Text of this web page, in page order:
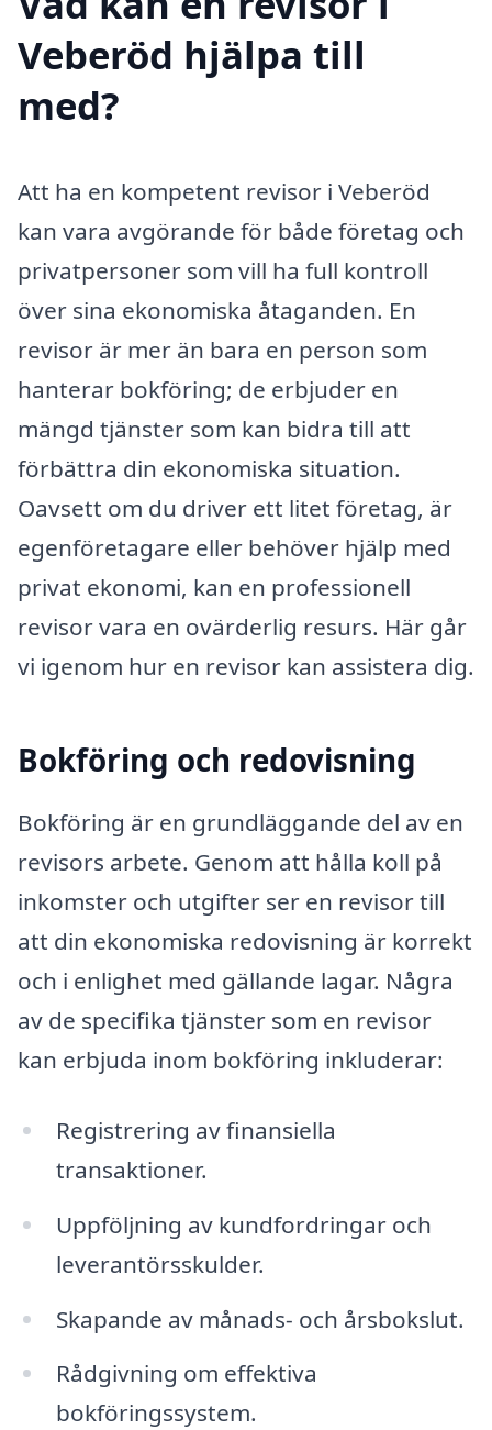
Veberöd hjälpa till
med?
Att ha en kompetent revisor i Veberöd
kan vara avgörande för både företag och
privatpersoner som vill ha full kontroll
över sina ekonomiska åtaganden. En
revisor är mer än bara en person som
hanterar bokföring; de erbjuder en
mängd tjänster som kan bidra till att
förbättra din ekonomiska situation.
Oavsett om du driver ett litet företag, är
egenföretagare eller behöver hjälp med
privat ekonomi, kan en professionell
revisor vara en ovärderlig resurs. Här går
vi igenom hur en revisor kan assistera dig.
Bokföring och redovisning
Bokföring är en grundläggande del av en
revisors arbete. Genom att hålla koll på
inkomster och utgifter ser en revisor till
att din ekonomiska redovisning är korrekt
och i enlighet med gällande lagar. Några
av de specifika tjänster som en revisor
kan erbjuda inom bokföring inkluderar:
Registrering av finansiella
transaktioner.
Uppföljning av kundfordringar och
leverantörsskulder.
Skapande av månads- och årsbokslut.
Rådgivning om effektiva
bokföringssystem.